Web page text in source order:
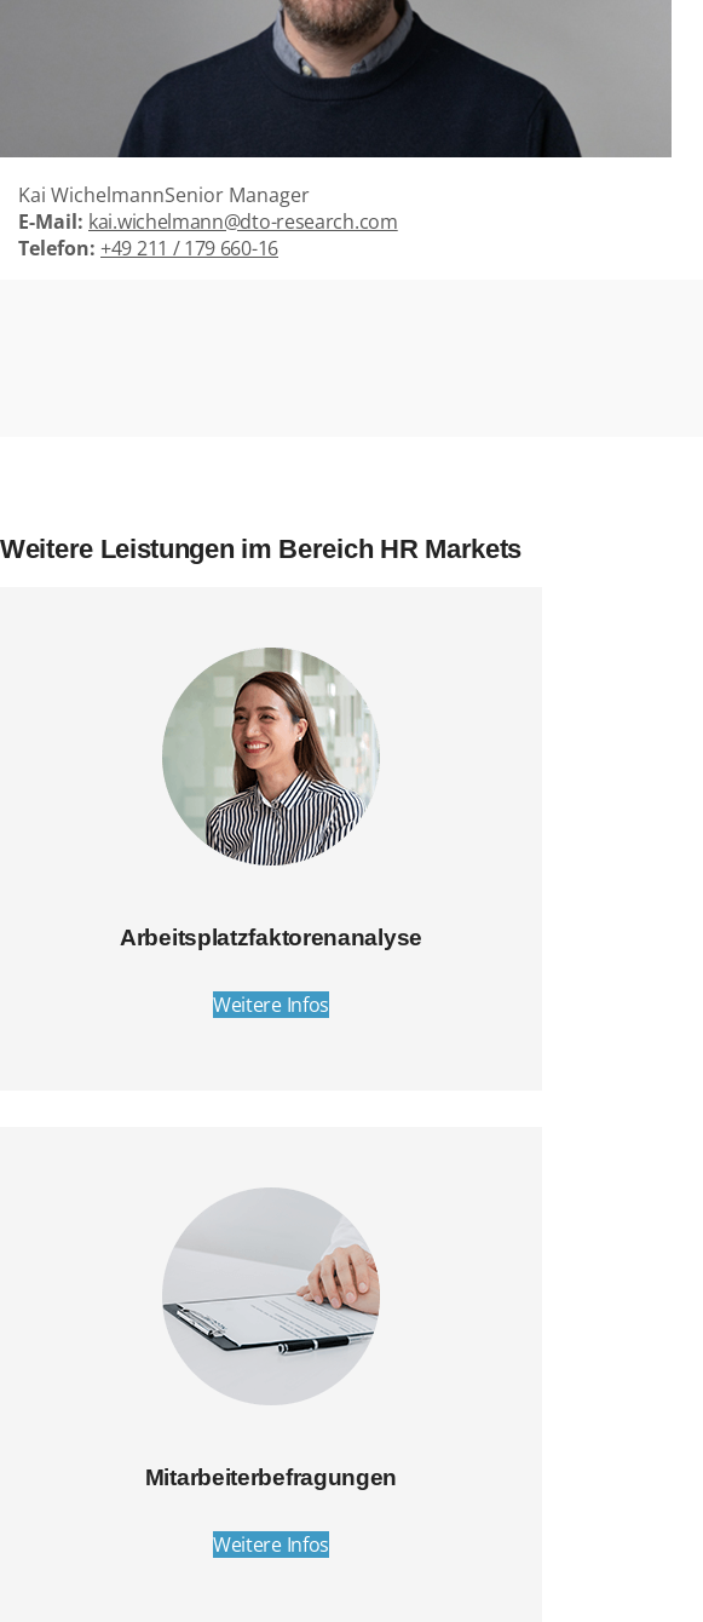
Kai WichelmannSenior Manager
E-Mail: kai.wichelmann@dto-research.com
Telefon: +49 211 / 179 660-16
Weitere Leistungen im Bereich HR Markets
Arbeitsplatzfaktorenanalyse
Weitere Infos
Mitarbeiterbefragungen
Weitere Infos